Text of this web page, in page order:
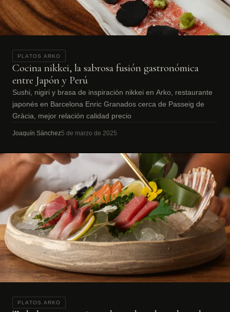
PLATOS ARKO
Cocina nikkei, la sabrosa fusión gastronómica
entre Japón y Perú
Sushi, nigiri y brasa de inspiración nikkei en Arko, restaurante
japonés en Barcelona Enric Granados cerca de Passeig de
Gràcia, mejor relación calidad precio
Joaquín Sánchez5 de marzo de 2025
PLATOS ARKO